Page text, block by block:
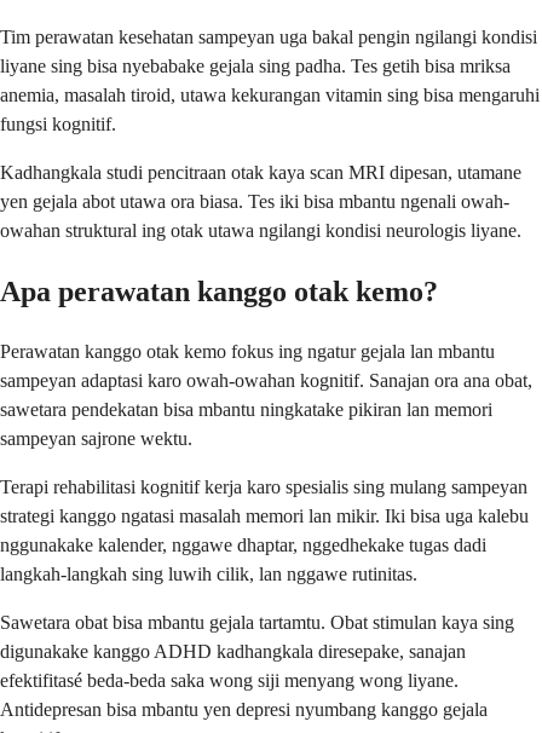
Tim perawatan kesehatan sampeyan uga bakal pengin ngilangi kondisi
liyane sing bisa nyebabake gejala sing padha. Tes getih bisa mriksa
anemia, masalah tiroid, utawa kekurangan vitamin sing bisa mengaruhi
fungsi kognitif.
Kadhangkala studi pencitraan otak kaya scan MRI dipesan, utamane
yen gejala abot utawa ora biasa. Tes iki bisa mbantu ngenali owah-
owahan struktural ing otak utawa ngilangi kondisi neurologis liyane.
Apa perawatan kanggo otak kemo?
Perawatan kanggo otak kemo fokus ing ngatur gejala lan mbantu
sampeyan adaptasi karo owah-owahan kognitif. Sanajan ora ana obat,
sawetara pendekatan bisa mbantu ningkatake pikiran lan memori
sampeyan sajrone wektu.
Terapi rehabilitasi kognitif kerja karo spesialis sing mulang sampeyan
strategi kanggo ngatasi masalah memori lan mikir. Iki bisa uga kalebu
nggunakake kalender, nggawe dhaptar, nggedhekake tugas dadi
langkah-langkah sing luwih cilik, lan nggawe rutinitas.
Sawetara obat bisa mbantu gejala tartamtu. Obat stimulan kaya sing
digunakake kanggo ADHD kadhangkala diresepake, sanajan
efektifitasé beda-beda saka wong siji menyang wong liyane.
Antidepresan bisa mbantu yen depresi nyumbang kanggo gejala